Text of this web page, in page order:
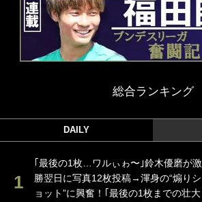
総合ランキング
DAILY
｢最後の1枚…ワルぃゎ〜｣鈴木優磨が激
勝翌日に写真12枚投稿→渾身の“煽りシ
ョット”に興奮！｢最後の1枚までの壮大